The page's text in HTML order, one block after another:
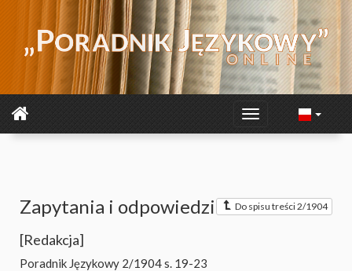
Do spisu treści 2/1904
Zapytania i odpowiedzi
[Redakcja]
Poradnik Językowy 2/1904s. 19-23